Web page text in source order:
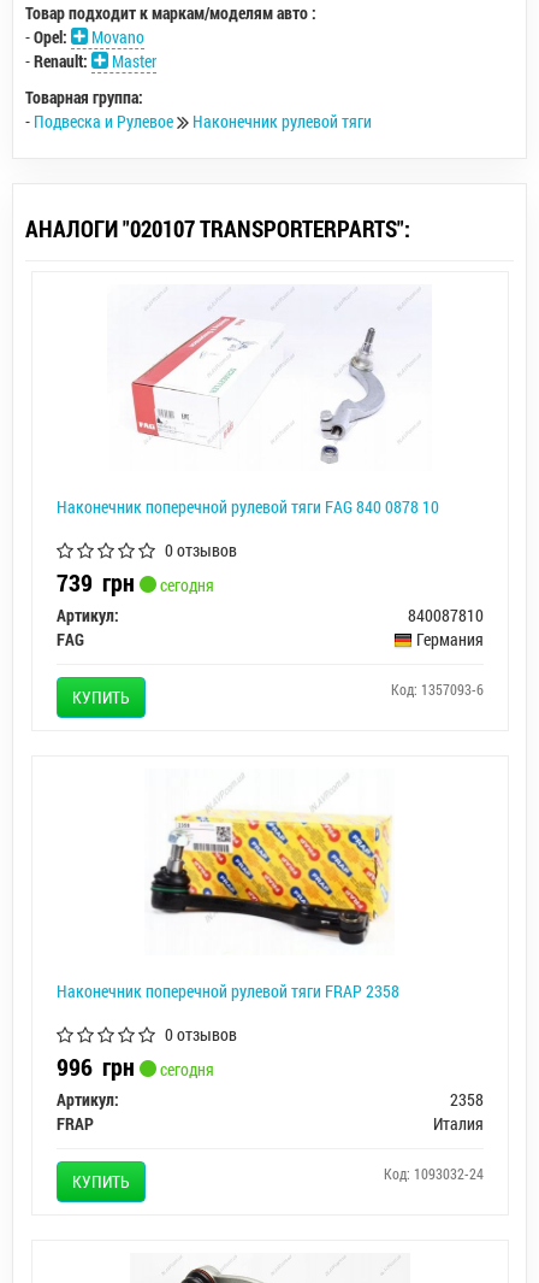
Товар подходит к маркам/моделям авто :
-Opel:
Movano
-Renault:
Master
Товарная группа:
- Подвеска и Рулевое Наконечник рулевой тяги
АНАЛОГИ "020107 TRANSPORTERPARTS":
Наконечник поперечной рулевой тяги FAG 840 0878 10
0 отзывов
739 грн
сегодня
Артикул:
840087810
FAG
Германия
КУПИТЬ Код: 1357093-6
Наконечник поперечной рулевой тяги FRAP 2358
0 отзывов
996 грн
сегодня
Артикул:
2358
FRAP
Италия
КУПИТЬ Код: 1093032-24